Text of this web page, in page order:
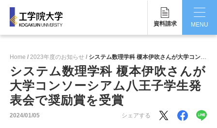
資料請求
MENU
工学院大学について
学部・大学院
学生生活
Home 2023年度のお知らせ システム数理学科 榎本伊吹さんが大学コンソーシアム八王子学生発表会で奨励賞を受賞
システム数理学科 榎本伊吹さんが
大学コンソーシアム八王子学生発
表会で奨励賞を受賞
2024/01/05 シェアする